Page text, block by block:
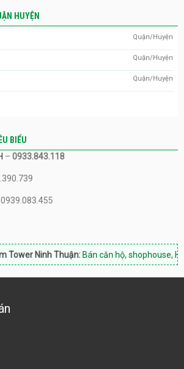
HUYỆN
Quận/Huyện
Quận/Huyện
Quận/Huyện
BIỂU
– 0933.843.118
0939.083.455
Ninh Thuận:Bán căn hộ, shophouse, Hotline: